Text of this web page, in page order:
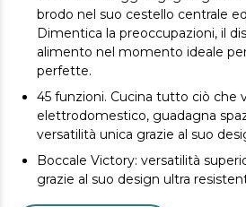
brodo nel suo cestello centrale
Dimentica la preoccupazioni, il
alimento nel momento ideale
perfette.
45 funzioni. Cucina tutto ciò che
elettrodomestico, guadagna
versatilità unica grazie al suo
Boccale Victory: versatilità
grazie al suo design ultra